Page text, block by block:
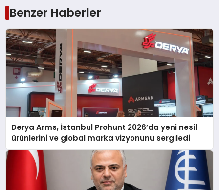
Benzer Haberler
Derya Arms, İstanbul Prohunt 2026’da yeni nesil
ürünlerini ve global marka vizyonunu sergiledi